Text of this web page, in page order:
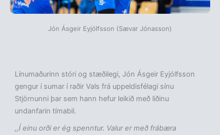
Jón Ásgeir Eyjólfsson (Sævar Jónasson)
Línumaðurinn stóri og stæðilegi, Jón Ásgeir Eyjólfsson
gengur í sumar í raðir Vals frá uppeldisfélagi sínu
Stjörnunni þar sem hann hefur leikið með liðinu
undanfarin tímabil.
,,Í einu orði er ég spenntur. Valur er með frábæra